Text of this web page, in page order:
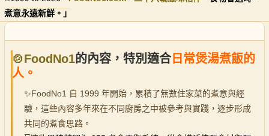
煮意永遠新鮮。」
🍲FoodNo1的內容，特別適合 日常煲湯煮飯的
人。
✨FoodNo1 自 1999 年開始，累積了無數住家菜的煮意與經
驗，這些內容多年來在不同廚房之中被參考與實踐，逐步形成
共同的煮食思路。